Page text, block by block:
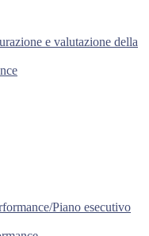
e valutazione della
Piano esecutivo